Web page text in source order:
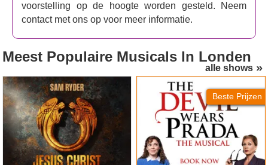
voorstelling op de hoogte worden gesteld. Neem
contact met ons op voor meer informatie.
alle shows
Meest Populaire Musicals In Londen
Jesus Christ Superstar
(London Palladium)
Beste Prijzen
The Devil Wears Prada